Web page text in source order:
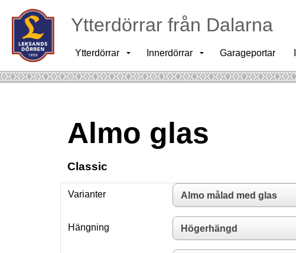
Ytterdörrar från Dalarna
Ytterdörrar Innerdörrar Garageportar
Almo glas
Classic
Varianter
Hängning